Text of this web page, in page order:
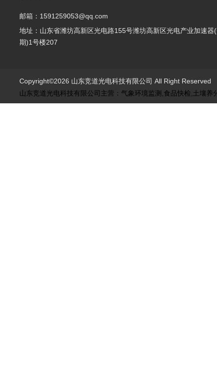
邮箱：1591259053@qq.com
地址：山东省潍坊高新区光电路155号潍坊高新区光电产业加速器
期)1号楼207
Copyright©2026 山东竞道光电科技有限公司 All Right
山东竞道光电科技有限公司主营：气象环境监测,食品快检,土壤养